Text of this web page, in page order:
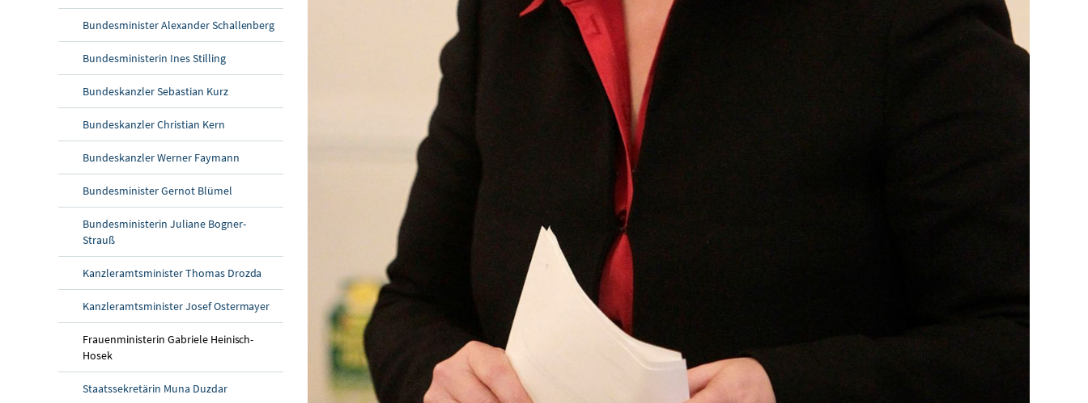
Bundesminister Alexander Schallenberg
Bundesministerin Ines Stilling
Bundeskanzler Sebastian Kurz
Bundeskanzler Christian Kern
Bundeskanzler Werner Faymann
Bundesminister Gernot Blümel
Bundesministerin Juliane Bogner-
Strauß
Kanzleramtsminister Thomas Drozda
Kanzleramtsminister Josef Ostermayer
Frauenministerin Gabriele Heinisch-
Hosek
Staatssekretärin Muna Duzdar